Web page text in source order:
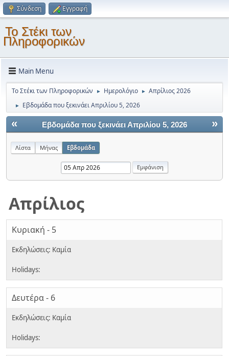
Σύνδεση Εγγραφή
Το Στέκι των
Πληροφορικών
Main Menu
Το Στέκι των Πληροφορικών ► Ημερολόγιο ► Απρίλιος 2026
► Εβδομάδα που ξεκινάει Απριλίου 5, 2026
« »
Εβδομάδα που ξεκινάει Απριλίου 5, 2026
Λίστα Μήνας Εβδομάδα
Απρίλιος
Κυριακή - 5
Δευτέρα - 6